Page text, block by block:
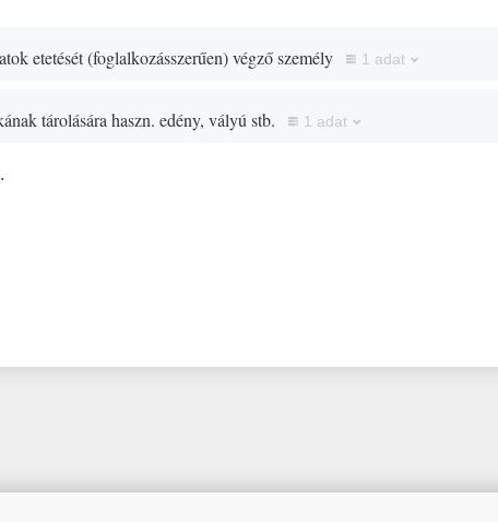
etetését(foglalkozásszerűen)végző személy 1 adat
tárolására haszn. edény, vályú stb. 1 adat